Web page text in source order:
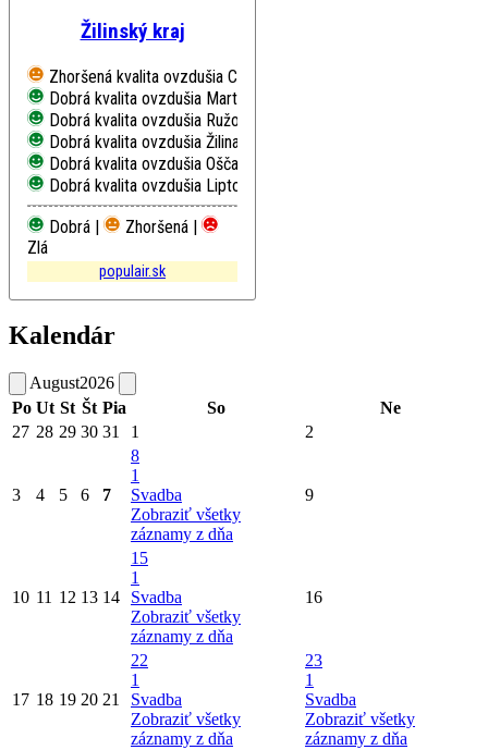
Žilinský kraj
Zhoršená kvalita ovzdušia Chopok, EMEP
Dobrá kvalita ovzdušia Martin, Jesenského
Dobrá kvalita ovzdušia Ružomberok, Riadok
Dobrá kvalita ovzdušia Žilina, Obežná
Dobrá kvalita ovzdušia Oščadnica
Dobrá kvalita ovzdušia Liptovský Mikuláš, Školská
Dobrá |
Zhoršená |
Zlá
populair.sk
Kalendár
August2026
Po Ut St Št Pia So
Ne
27 28 29 30 31 1 2
3 4 5 6 7
8
1
Svadba
Zobraziť všetky
záznamy z dňa
9
10 11 12 13 14
15
1
Svadba
Zobraziť všetky
záznamy z dňa
16
17 18 19 20 21
22
1
Svadba
Zobraziť všetky
záznamy z dňa
23
1
Svadba
Zobraziť všetky
záznamy z dňa